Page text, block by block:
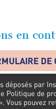
en
DE
par
de